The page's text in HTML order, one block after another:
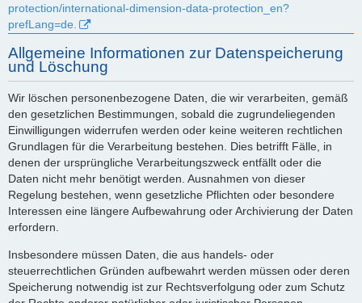
protection/international-dimension-data-protection_en?
prefLang=de.
Allgemeine Informationen zur Datenspeicherung
und Löschung
Wir löschen personenbezogene Daten, die wir verarbeiten, gemäß
den gesetzlichen Bestimmungen, sobald die zugrundeliegenden
Einwilligungen widerrufen werden oder keine weiteren rechtlichen
Grundlagen für die Verarbeitung bestehen. Dies betrifft Fälle, in
denen der ursprüngliche Verarbeitungszweck entfällt oder die
Daten nicht mehr benötigt werden. Ausnahmen von dieser
Regelung bestehen, wenn gesetzliche Pflichten oder besondere
Interessen eine längere Aufbewahrung oder Archivierung der Daten
erfordern.
Insbesondere müssen Daten, die aus handels- oder
steuerrechtlichen Gründen aufbewahrt werden müssen oder deren
Speicherung notwendig ist zur Rechtsverfolgung oder zum Schutz